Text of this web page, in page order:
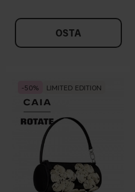
OSTA
50 LIMITED EDITION